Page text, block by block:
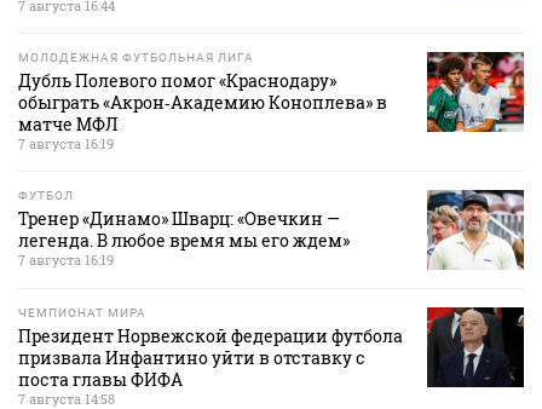
7 августа 16:44
МОЛОДЕЖНАЯ ФУТБОЛЬНАЯ ЛИГА
Дубль Полевого помог «Краснодару»
обыграть «Акрон‑Академию Коноплева» в
матче МФЛ
7 августа 16:19
ФУТБОЛ
Тренер «Динамо» Шварц: «Овечкин —
легенда. В любое время мы его ждем»
7 августа 16:19
ЧЕМПИОНАТ МИРА
Президент Норвежской федерации футбола
призвала Инфантино уйти в отставку с
поста главы ФИФА
7 августа 14:58